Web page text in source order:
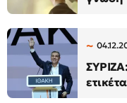
ετικέτα